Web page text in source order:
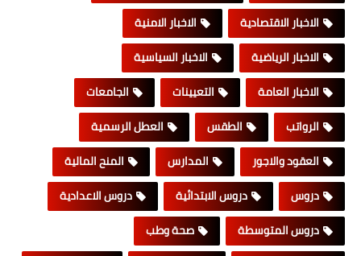
الاخبار الاقتصادية
الاخبار الامنية
الاخبار الرياضية
الاخبار السياسية
الاخبار العامة
التعيينات
الجامعات
الرواتب
الطقس
العطل الرسمية
العقود والاجور
المدارس
المنح المالية
دروس
دروس الابتدائية
دروس الاعدادية
دروس المتوسطة
صحة وطب